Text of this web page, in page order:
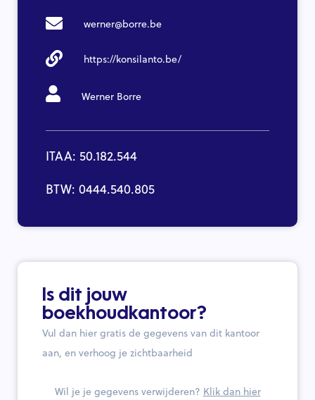
werner@borre.be
https://konsilanto.be/
Werner Borre
ITAA: 50.182.544
BTW: 0444.540.805
Is dit jouw
boekhoudkantoor?
Vul dan hier gratis de gegevens van dit kantoor
aan, en verhoog je zichtbaarheid
Wil je je gegevens verwijderen? Klik dan hier